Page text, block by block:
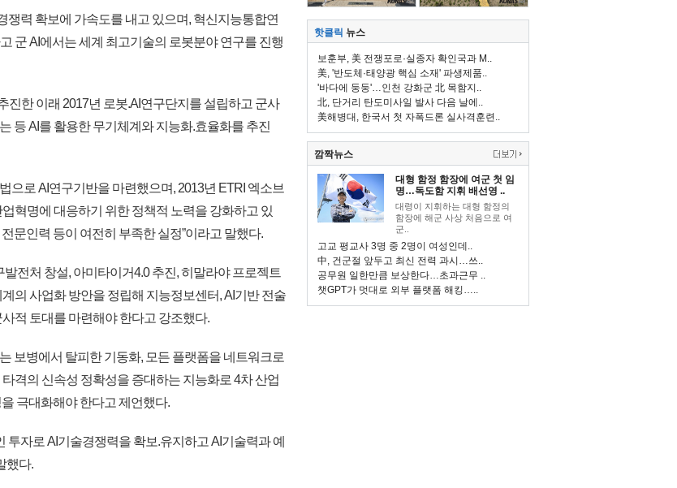
쟁력 확보에 가속도를 내고 있으며, 혁신지능통합연
군 AI에서는 세계 최고기술의 로봇분야 연구를 진행
진한 이래 2017년 로봇.AI연구단지를 설립하고 군사
등 AI를 활용한 무기체계와 지능화.효율화를 추진
으로 AI연구기반을 마련했으며, 2013년 ETRI 엑소브
혁명에 대응하기 위한 정책적 노력을 강화하고 있
문인력 등이 여전히 부족한 실정”이라고 말했다.
전처 창설, 아미타이거4.0 추진, 히말라야 프로젝트
의 사업화 방안을 정립해 지능정보센터, AI기반 전술
적 토대를 마련해야 한다고 강조했다.
보병에서 탈피한 기동화, 모든 플랫폼을 네트워크로
격의 신속성 정확성을 증대하는 지능화로 4차 산업
극대화해야 한다고 제언했다.
투자로 AI기술경쟁력을 확보.유지하고 AI기술력과 예
했다.
핫클릭 뉴스
보훈부, 美 전쟁포로·실종자 확인국과 M..
美, '반도체·태양광 핵심 소재' 파생제품..
'바다에 둥둥'…인천 강화군 北 목함지..
北, 단거리 탄도미사일 발사 다음 날에..
美해병대, 한국서 첫 자폭드론 실사격훈련..
깜짝뉴스
대형 함정 함장에 여군 첫 임
명…독도함 지휘 배선영 ..
대령이 지휘하는 대형 함정의
함장에 해군 사상 처음으로 여
군..
고교 평교사 3명 중 2명이 여성인데..
中, 건군절 앞두고 최신 전력 과시…쓰..
공무원 일한만큼 보상한다…초과근무 ..
챗GPT가 멋대로 외부 플랫폼 해킹…..